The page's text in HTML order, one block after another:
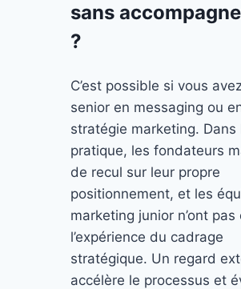
sans
?
C’est possible si vous
senior en messaging ou
stratégie marketing. Dans
pratique, les fondateurs
de recul sur leur propre
positionnement, et les
marketing junior n’ont pas
l’expérience du cadrage
stratégique. Un regard
accélère le processus et